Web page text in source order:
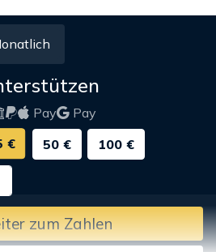
Pay
Pay
€ 50 € 100 €
zum Zahlen